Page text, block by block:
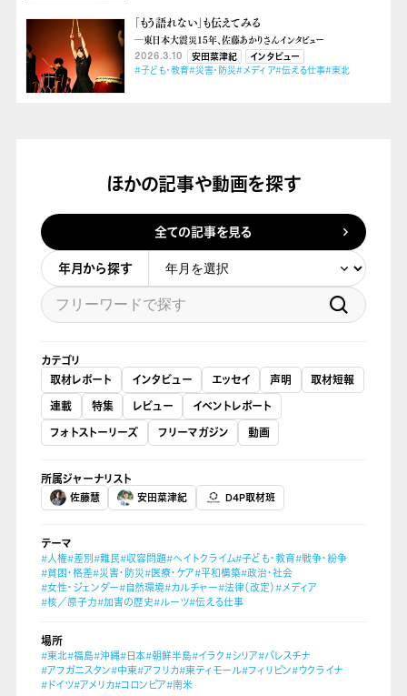
「もう語れない」も伝えてみる
―東日本大震災15年、佐藤あかりさんインタビュー
2026.3.10 安田菜津紀
インタビュー
#子ども・教育#災害・防災#メディア#伝える仕事#東北
ほかの記事や動画を探す
全ての記事を見る
年月から探す
カテゴリ
取材レポート
インタビュー エッセイ 声明
取材短報
連載
特集 レビュー
イベントレポート
フォトストーリーズ
フリーマガジン 動画
所属ジャーナリスト
佐藤慧 安田菜津紀 D4P取材班
テーマ
#人権#差別#難民#収容問題#ヘイトクライム#子ども・教育#戦争・紛争
#貧困・格差#災害・防災#医療・ケア#平和構築#政治・社会
#女性・ジェンダー#自然環境#カルチャー#法律（改定）#メディア
#核／原子力#加害の歴史#ルーツ#伝える仕事
場所
#東北#福島#沖縄#日本#朝鮮半島#イラク#シリア#パレスチナ
#アフガニスタン#中東#アフリカ#東ティモール#フィリピン#ウクライナ
#ドイツ#アメリカ#コロンビア#南米